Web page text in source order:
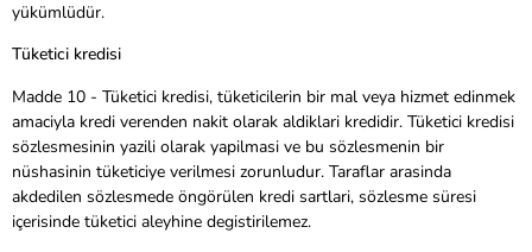
yükümlüdür.
Tüketici kredisi
Madde 10 - Tüketici kredisi, tüketicilerin bir mal veya hizmet edinmek
amaciyla kredi verenden nakit olarak aldiklari kredidir. Tüketici kredisi
sözlesmesinin yazili olarak yapilmasi ve bu sözlesmenin bir
nüshasinin tüketiciye verilmesi zorunludur. Taraflar arasinda
akdedilen sözlesmede öngörülen kredi sartlari, sözlesme süresi
içerisinde tüketici aleyhine degistirilemez.